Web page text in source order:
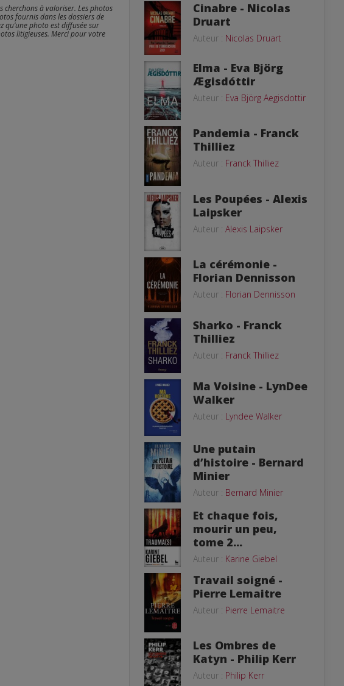
cherchons à valoriser. Les photos
fournis dans les dossiers de
photo est diffusée sur
litigieuses. Merci pour votre
Cinabre - Nicolas
Druart
Auteur : Nicolas Druart
Elma - Eva Björg
Ægisdóttir
Auteur : Eva Björg Aegisdottir
Pandemia - Franck
Thilliez
Auteur : Franck Thilliez
Les Poupées - Alexis
Laipsker
Auteur : Alexis Laipsker
La cérémonie -
Florian Dennisson
Auteur : Florian Dennisson
Sharko - Franck
Thilliez
Auteur : Franck Thilliez
Ma Voisine - LynDee
Walker
Auteur : Lyndee Walker
Une putain
d’histoire - Bernard
Minier
Auteur : Bernard Minier
Et chaque fois,
mourir un peu,
tome 2...
Auteur : Karine Giebel
Travail soigné -
Pierre Lemaitre
Auteur : Pierre Lemaitre
Les Ombres de
Katyn - Philip Kerr
Auteur : Philip Kerr